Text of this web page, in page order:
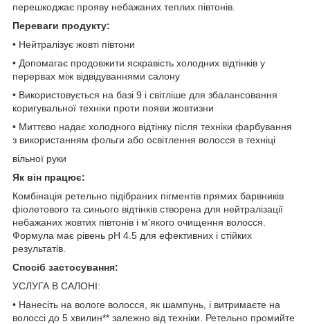
перешкоджає прояву небажаних теплих півтонів.
Переваги продукту:
• Нейтралізує жовті півтони
• Допомагає продовжити яскравість холодних відтінків у
перервах між відвідуваннями салону
• Використовується на базі 9 і світліше для збалансовання
коригувальної техніки проти появи жовтизни
• Миттєво надає холодного відтінку після техніки фарбування
з використанням фольги або освітлення волосся в техніці
вільної руки
Як він працює:
Комбінація ретельно підібраних пігментів прямих барвників
фіолетового та синього відтінків створена для нейтралізації
небажаних жовтих півтонів і м'якого очищення волосся.
Формула має рівень pH 4.5 для ефективних і стійких
результатів.
Спосіб застосування:
УСЛУГА В САЛОНІ:
• Нанесіть на вологе волосся, як шампунь, і витримаєте на
волоссі до 5 хвилин** залежно від техніки. Ретельно промийте